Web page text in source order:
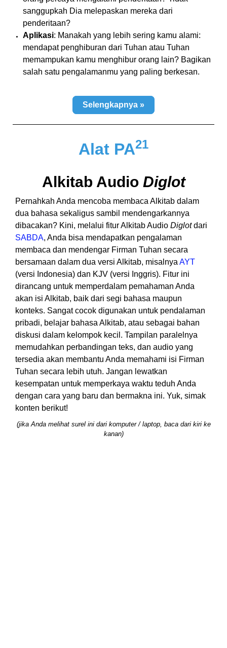
sanggupkah Dia melepaskan mereka dari
penderitaan?
Aplikasi: Manakah yang lebih sering kamu alami:
mendapat penghiburan dari Tuhan atau Tuhan
memampukan kamu menghibur orang lain? Bagikan
salah satu pengalamanmu yang paling berkesan.
Selengkapnya »
Alat PA21
Alkitab Audio Diglot
Pernahkah Anda mencoba membaca Alkitab dalam
dua bahasa sekaligus sambil mendengarkannya
dibacakan? Kini, melalui fitur Alkitab Audio Diglotdari
SABDA, Anda bisa mendapatkan pengalaman
membaca dan mendengar Firman Tuhan secara
bersamaan dalam dua versi Alkitab, misalnya AYT
(versi Indonesia) dan KJV (versi Inggris). Fitur ini
dirancang untuk memperdalam pemahaman Anda
akan isi Alkitab, baik dari segi bahasa maupun
konteks. Sangat cocok digunakan untuk pendalaman
pribadi, belajar bahasa Alkitab, atau sebagai bahan
diskusi dalam kelompok kecil. Tampilan paralelnya
memudahkan perbandingan teks, dan audio yang
tersedia akan membantu Anda memahami isi Firman
Tuhan secara lebih utuh. Jangan lewatkan
kesempatan untuk memperkaya waktu teduh Anda
dengan cara yang baru dan bermakna ini. Yuk, simak
konten berikut!
(jika Anda melihat surel ini dari komputer / laptop, baca dari kiri ke
kanan)